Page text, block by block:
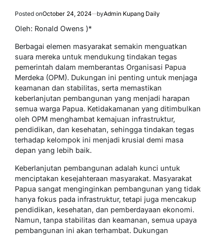
Posted onOctober 24, 2024 byAdmin Kupang Daily
Oleh: Ronald Owens )*
Berbagai elemen masyarakat semakin menguatkan
suara mereka untuk mendukung tindakan tegas
pemerintah dalam memberantas Organisasi Papua
Merdeka (OPM). Dukungan ini penting untuk menjaga
keamanan dan stabilitas, serta memastikan
keberlanjutan pembangunan yang menjadi harapan
semua warga Papua. Ketidakamanan yang ditimbulkan
oleh OPM menghambat kemajuan infrastruktur,
pendidikan, dan kesehatan, sehingga tindakan tegas
terhadap kelompok ini menjadi krusial demi masa
depan yang lebih baik.
Keberlanjutan pembangunan adalah kunci untuk
menciptakan kesejahteraan masyarakat. Masyarakat
Papua sangat menginginkan pembangunan yang tidak
hanya fokus pada infrastruktur, tetapi juga mencakup
pendidikan, kesehatan, dan pemberdayaan ekonomi.
Namun, tanpa stabilitas dan keamanan, semua upaya
pembangunan ini akan terhambat. Dukungan